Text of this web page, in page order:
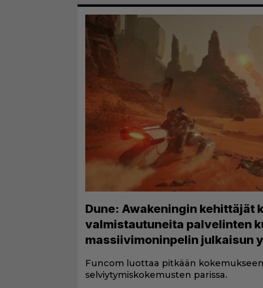
Dune: Awakeningin kehittäjät
valmistautuneita palvelinten
massiivimoninpelin julkaisun
Funcom luottaa pitkään
selviytymiskokemusten parissa.